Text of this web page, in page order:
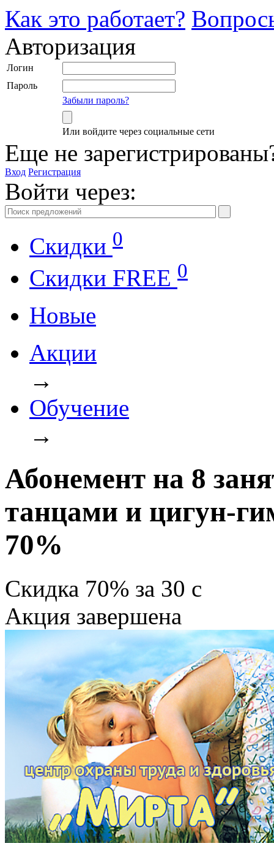
Как это работает?
Авторизация
Логин
Пароль
Забыли пароль?
Или войдите через социальные сети
Еще не
Вход Регистрация
Войти через:
Скидки 0
Cкидки FREE 0
Новые
Акции
→
Обучение
→
Абонемент на 8
танцами и цигун-
70%
Скидка 70% за 30 c
Акция завершена